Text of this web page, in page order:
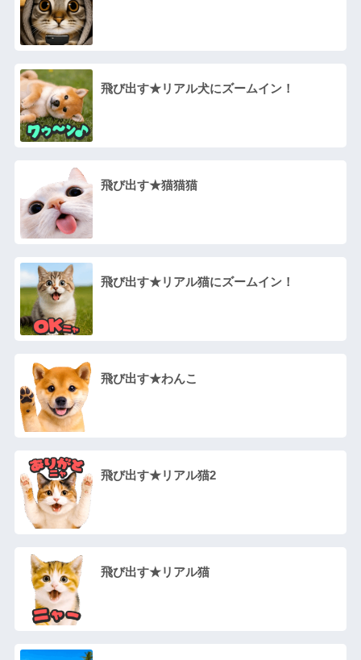
飛び出す★リアル犬にズームイン！
飛び出す★猫猫猫
飛び出す★リアル猫にズームイン！
飛び出す★わんこ
飛び出す★リアル猫2
飛び出す★リアル猫